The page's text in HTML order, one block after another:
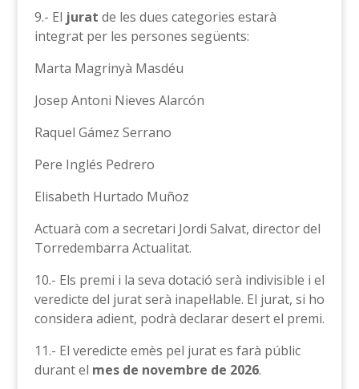
9.- El jurat de les dues categories estarà
integrat per les persones següents:
Marta Magrinyà Masdéu
Josep Antoni Nieves Alarcón
Raquel Gámez Serrano
Pere Inglés Pedrero
Elisabeth Hurtado Muñoz
Actuarà com a secretari Jordi Salvat, director del
Torredembarra Actualitat.
10.- Els premi i la seva dotació serà indivisible i el
veredicte del jurat serà inapel·lable. El jurat, si ho
considera adient, podrà declarar desert el premi.
11.- El veredicte emès pel jurat es farà públic
durant el mes de novembre de 2026.